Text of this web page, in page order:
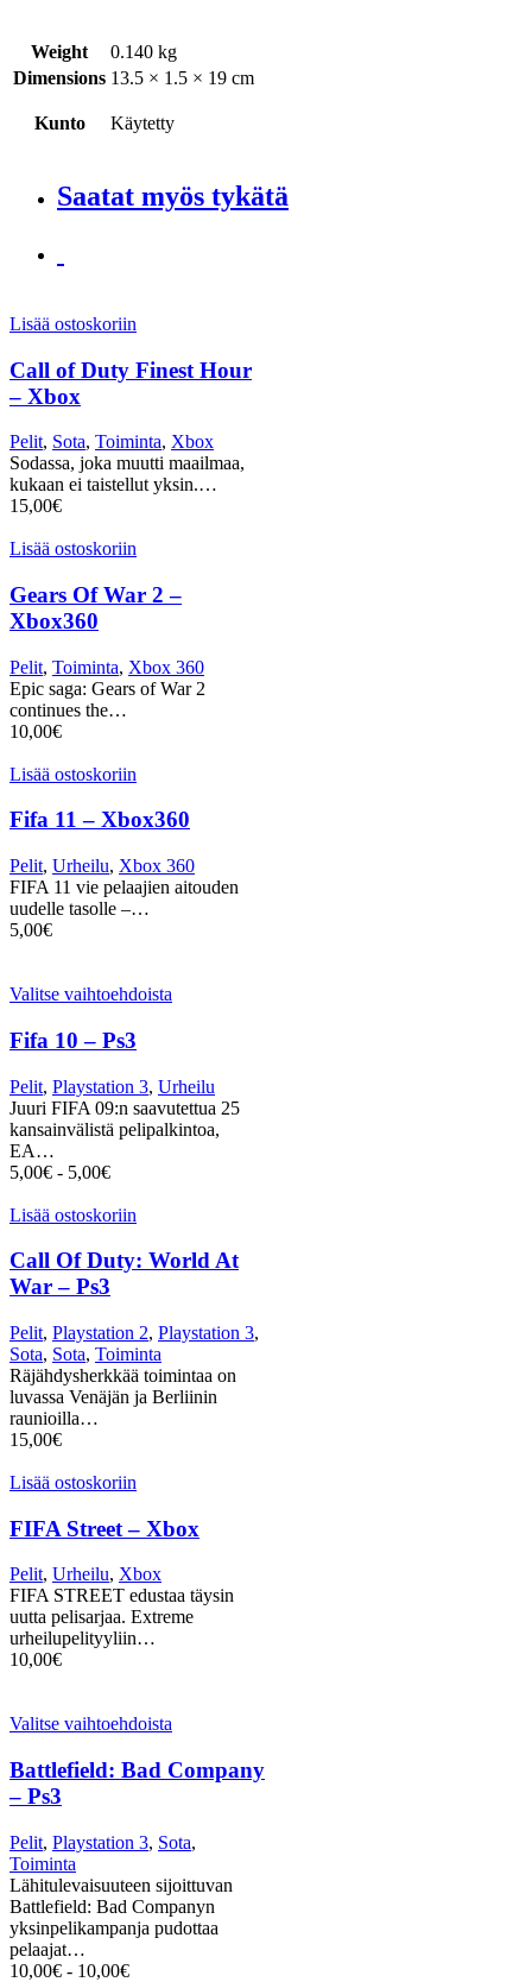
Weight
0.140 kg
Dimensions 13.5 × 1.5 × 19 cm
Kunto Käytetty
Saatat myös tykätä
Lisää ostoskoriin
Call of Duty Finest Hour
– Xbox
Pelit, Sota, Toiminta, Xbox
Sodassa, joka muutti maailmaa,
kukaan ei taistellut yksin.…
15,00€
Lisää ostoskoriin
Gears Of War 2 –
Xbox360
Pelit, Toiminta, Xbox 360
Epic saga: Gears of War 2
continues the…
10,00€
Lisää ostoskoriin
Fifa 11 – Xbox360
Pelit, Urheilu, Xbox 360
FIFA 11 vie pelaajien aitouden
uudelle tasolle –…
5,00€
Valitse vaihtoehdoista
Fifa 10 – Ps3
Pelit, Playstation 3, Urheilu
Juuri FIFA 09:n saavutettua 25
kansainvälistä pelipalkintoa,
EA…
5,00€ - 5,00€
Lisää ostoskoriin
Call Of Duty: World At
War – Ps3
Pelit, Playstation 2, Playstation 3,
Sota, Sota, Toiminta
Räjähdysherkkää toimintaa on
luvassa Venäjän ja Berliinin
raunioilla…
15,00€
Lisää ostoskoriin
FIFA Street – Xbox
Pelit, Urheilu, Xbox
FIFA STREET edustaa täysin
uutta pelisarjaa. Extreme
urheilupelityyliin…
10,00€
Valitse vaihtoehdoista
Battlefield: Bad Company
– Ps3
Pelit, Playstation 3, Sota,
Toiminta
Lähitulevaisuuteen sijoittuvan
Battlefield: Bad Companyn
yksinpelikampanja pudottaa
pelaajat…
10,00€ - 10,00€